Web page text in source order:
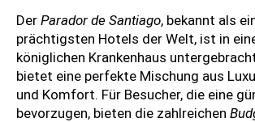
Der Parador de Santiago, bekannt als
prächtigsten Hotels der Welt, ist in
königlichen Krankenhaus
bietet eine perfekte Mischung aus
und Komfort. Für Besucher, die eine
bevorzugen, bieten die zahlreichen